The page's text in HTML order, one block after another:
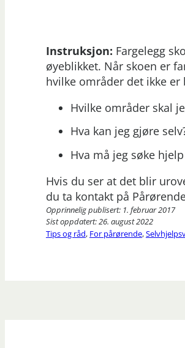
Instruksjon: Fargelegg
øyeblikket. Når skoen er
hvilke områder det ikke er
Hvilke områder skal
Hva kan jeg gjøre
Hva må jeg søke
Hvis du ser at det blir
du ta kontakt på
Opprinnelig publisert: 1. februar 2017
Sist oppdatert: 26. august 2022
Tips og råd, For pårørende,